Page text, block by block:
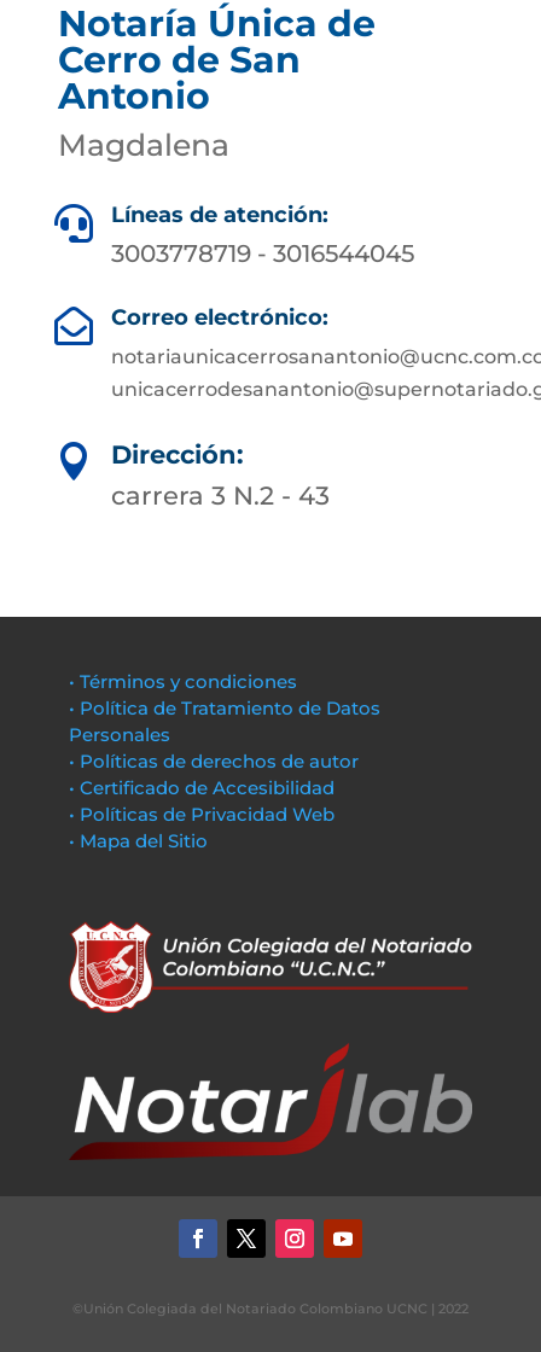
Notaría Única de
Cerro de San
Antonio
Magdalena
 Líneas de atención:
3003778719 - 3016544045
 Correo electrónico:

Dirección:
carrera 3 N.2 - 43
• Términos y condiciones
• Política de Tratamiento de Datos
Personales
• Políticas de derechos de autor
• Certificado de Accesibilidad
• Políticas de Privacidad Web
• Mapa del Sitio
©Unión Colegiada del Notariado Colombiano UCNC | 2022